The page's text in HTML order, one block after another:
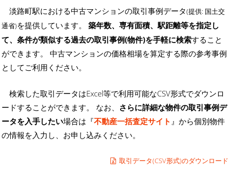
淡路町駅における中古マンションの取引事例データ(提供: 国土交
通省)を提供しています。 築年数、専有面積、駅距離等を指定し
て、条件が類似する過去の取引事例(物件)を手軽に検索すること
ができます。 中古マンションの価格相場を算定する際の参考事例
としてご利用ください。
検索した取引データはExcel等で利用可能なCSV形式でダウンロ
ードすることができます。 なお、 さらに詳細な物件の取引事例デ
ータを入手したい場合は『不動産一括査定サイト 』から個別物件
の情報を入力し、お申し込みください。
取引データ(CSV形式)のダウンロード